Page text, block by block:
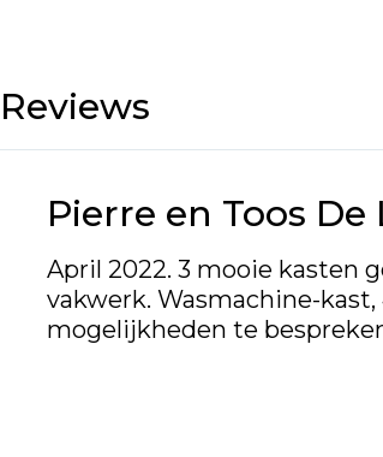
Reviews
Pierre en Toos De
April 2022. 3 mooie kasten
vakwerk. Wasmachine-
mogelijkheden te